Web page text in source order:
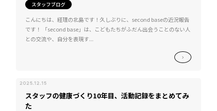
スタッフブログ
こんにちは、経理の北島です！久しぶりに、second baseの近況報告
です！ 「second base」は、こどもたちがふだん出会うことのない人
との交流や、自分を表現す...
2025.12.15
スタッフの健康づくり10年目、活動記録をまとめてみ
た